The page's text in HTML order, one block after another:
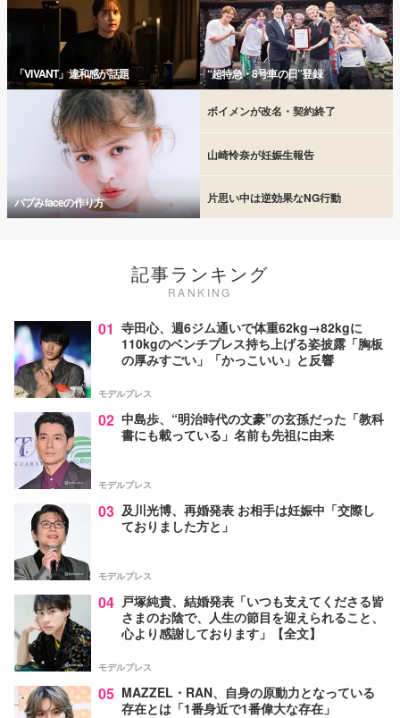
「VIVANT」違和感が話題 “超特急・8号車の日”登録
バブみfaceの作り方
ボイメンが改名・契約終了
山崎怜奈が妊娠生報告
片思い中は逆効果なNG行動
記事ランキング
RANKING
01 寺田心、週6ジム通いで体重62kg→82kgに
110kgのベンチプレス持ち上げる姿披露「胸板
の厚みすごい」「かっこいい」と反響
モデルプレス
02 中島歩、“明治時代の文豪”の玄孫だった「教科
書にも載っている」名前も先祖に由来
モデルプレス
03 及川光博、再婚発表 お相手は妊娠中「交際し
ておりました方と」
モデルプレス
04 戸塚純貴、結婚発表「いつも支えてくださる皆
さまのお陰で、人生の節目を迎えられること、
心より感謝しております」【全文】
モデルプレス
05 MAZZEL・RAN、自身の原動力となっている
存在とは「1番身近で1番偉大な存在」